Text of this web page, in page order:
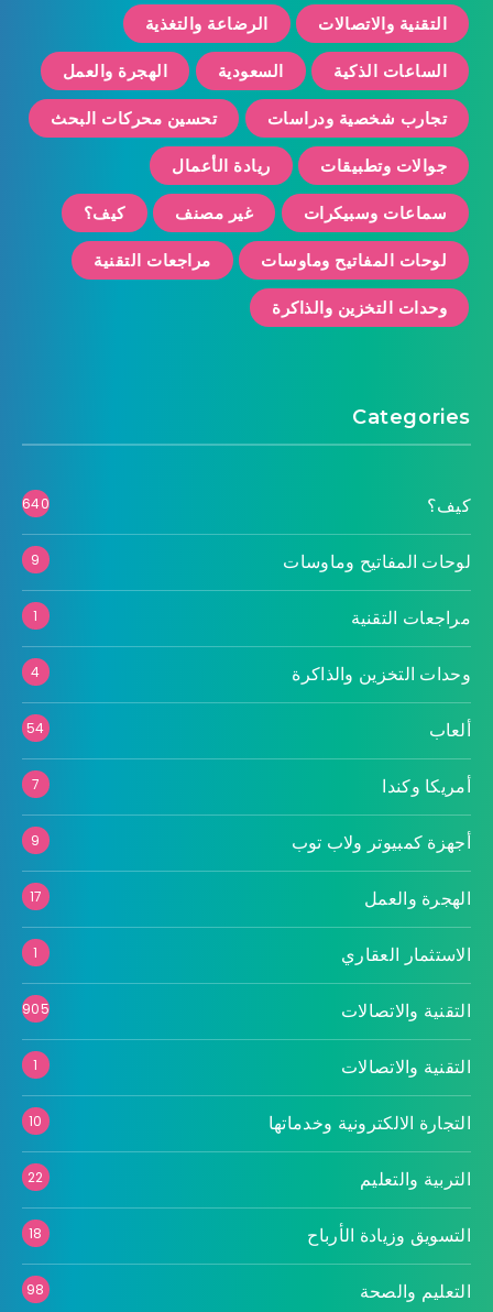
التقنية والاتصالات الرضاعة والتغذية
الساعات الذكية السعودية الهجرة والعمل
تجارب شخصية ودراسات تحسين محركات البحث
جوالات وتطبيقات ريادة الأعمال
سماعات وسبيكرات غير مصنف كيف؟
لوحات المفاتيح وماوسات مراجعات التقنية
وحدات التخزين والذاكرة
Categories
كيف؟ 640
لوحات المفاتيح وماوسات 9
مراجعات التقنية 1
وحدات التخزين والذاكرة 4
ألعاب 54
أمريكا وكندا 7
أجهزة كمبيوتر ولاب توب 9
الهجرة والعمل 17
الاستثمار العقاري 1
التقنية والاتصالات 905
التقنية والاتصالات 1
التجارة الالكترونية وخدماتها 10
التربية والتعليم 22
التسويق وزيادة الأرباح 18
التعليم والصحة 98